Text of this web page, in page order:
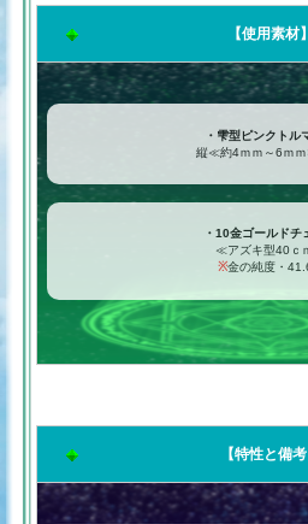
【使用素材】
・雫型ピンクトル
縦≪約4ｍｍ～6ｍ
・10金ゴールドチ
≪アズキ型40ｃ
※金の純度・
【特性と備考